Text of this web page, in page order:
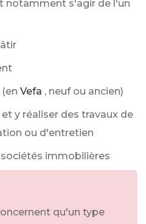
notamment s'agir de l'un
Vefa , neuf ou ancien)
y réaliser des travaux de
ou d'entretien
immobilières
qu'un type